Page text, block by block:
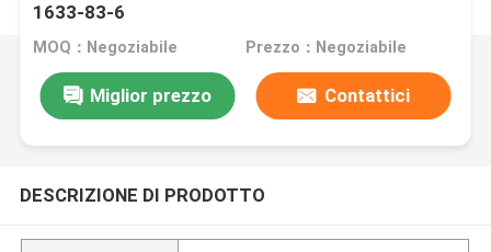
1633-83-6
MOQ：Negoziabile Prezzo：Negoziabile
Miglior prezzo Contattici
DESCRIZIONE DI PRODOTTO